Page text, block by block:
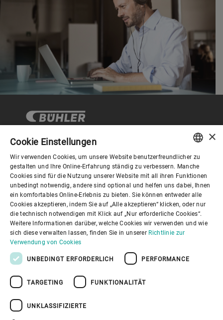
Corporate Governance
Über Bühler
Nützliche Links
Youtube Privacy Policy
ENGLISH
SPANISH
GERMAN
FRENCH
PORTUGUESE
×
Cookie Einstellungen
Wir verwenden Cookies, um unsere Website benutzerfreundlicher zu
gestalten und Ihre Online-Erfahrung ständig zu verbessern. Manche
Cookies sind für die Nutzung unserer Website mit all ihren Funktionen
unbedingt notwendig, andere sind optional und helfen uns dabei, Ihnen
ein komfortables Online-Erlebnis zu bieten. Sie können entweder alle
Cookies akzeptieren, indem Sie auf „Alle akzeptieren“ klicken, oder nur
die technisch notwendigen mit Klick auf „Nur erforderliche Cookies“.
Weitere Informationen darüber, welche Cookies wir verwenden und wie
sich diese verwalten lassen, finden Sie in unserer Richtlinie zur
Verwendung von Cookies
UNBEDINGT ERFORDERLICH PERFORMANCE
TARGETING FUNKTIONALITÄT
UNKLASSIFIZIERTE